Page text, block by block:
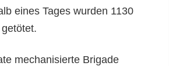
eines Tages wurden 1130
mechanisierte Brigade